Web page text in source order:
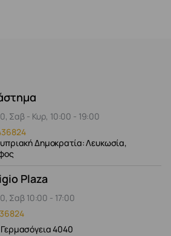
Σαβ - Κυρ, 10:00 - 19:00
Δημοκρατία: Λευκωσία,
Plaza
Σαβ 10:00 - 17:00
4040